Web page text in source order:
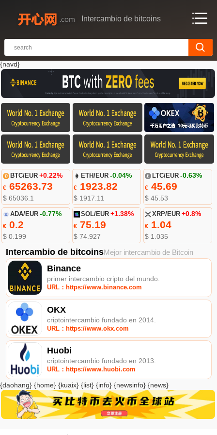
Intercambio de bitcoins
{navd}
BTC/EUR +0.22%
€65263.73
$ 65036.1
ETH/EUR -0.04%
€ 1923.82
$ 1917.11
LTC/EUR -0.63%
€45.69
$ 45.53
ADA/EUR -0.77%
€0.2
$ 0.199
SOL/EUR +1.38%
€ 75.19
$ 74.927
XRP/EUR +0.8%
€1.04
$ 1.035
Intercambio de bitcoinsMejor intercambio de Bitcoin
Binance
primer intercambio cripto del mundo.
URL：https://www.binance.com
OKX
criptointercambio fundado en 2014.
URL：https://www.okx.com
Huobi
criptointercambio fundado en 2013.
URL：https://www.huobi.com
{daohang} {home} {kuaix} {list} {info} {newsinfo} {news}